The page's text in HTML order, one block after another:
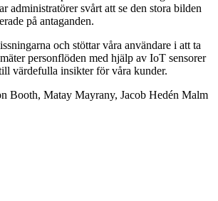
administratörer svårt att se den stora bilden
på antaganden.
och stöttar våra användare i att ta
personflöden med hjälp av IoT sensorer
värdefulla insikter för våra kunder.
Booth, Matay Mayrany, Jacob Hedén Malm